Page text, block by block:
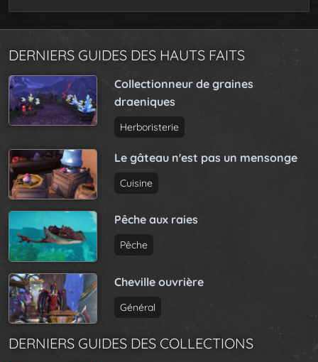
DERNIERS GUIDES DES HAUTS FAITS
Collectionneur de graines
draeniques
Herboristerie
Le gâteau n'est pas un mensonge
Cuisine
Pêche aux raies
Pêche
Cheville ouvrière
Général
DERNIERS GUIDES DES COLLECTIONS